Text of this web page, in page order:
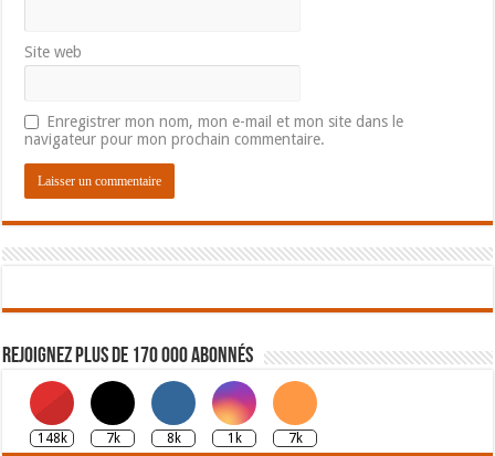
Site web
Enregistrer mon nom, mon e-mail et mon site dans le
navigateur pour mon prochain commentaire.
Rejoignez plus de 170 000 abonnés
148k 7k 8k 1k 7k